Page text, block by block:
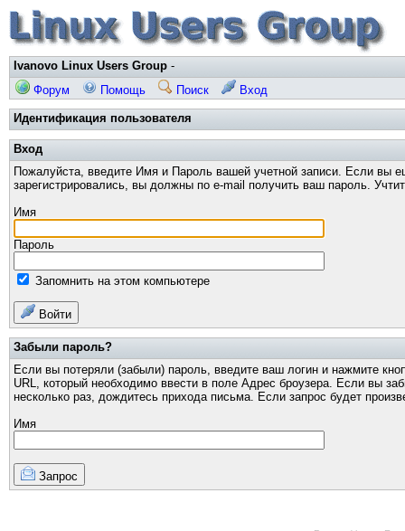
Ivanovo Linux Users Group -
Форум
Помощь Поиск Вход
Идентификация пользователя
Вход
Пожалуйста, введите Имя и Пароль вашей учетной записи. Если вы
зарегистрировались, вы должны по e-mail получить ваш пароль.
Имя
Пароль
Запомнить на этом компьютере
Войти
Забыли пароль?
Если вы потеряли (забыли) пароль, введите ваш логин и нажмите
URL, который необходимо ввести в поле Адрес броузера. Если вы
несколько раз, дождитесь прихода письма. Если запрос будет
Имя
Запрос